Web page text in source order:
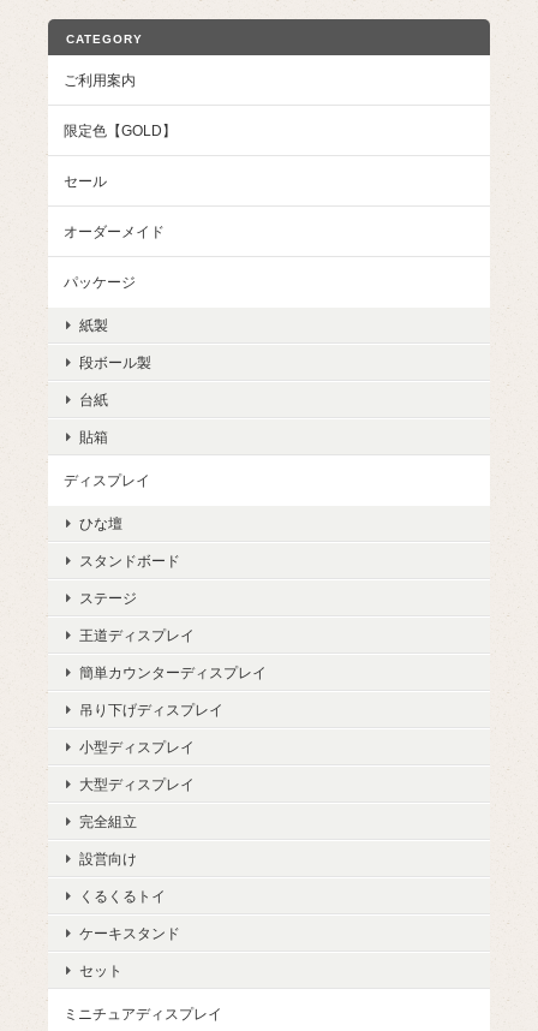
CATEGORY
ご利用案内
限定色【GOLD】
セール
オーダーメイド
パッケージ
紙製
段ボール製
台紙
貼箱
ディスプレイ
ひな壇
スタンドボード
ステージ
王道ディスプレイ
簡単カウンターディスプレイ
吊り下げディスプレイ
小型ディスプレイ
大型ディスプレイ
完全組立
設営向け
くるくるトイ
ケーキスタンド
セット
ミニチュアディスプレイ